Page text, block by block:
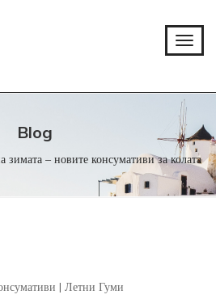
Blog
зимата – новите консумативи за колата
| Летни Гуми